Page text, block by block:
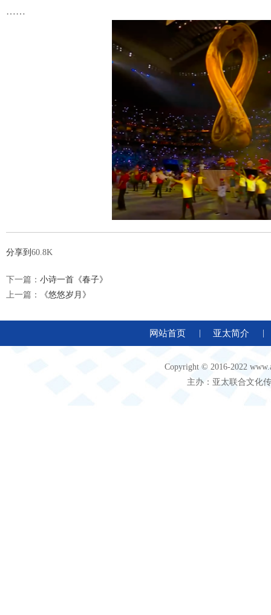
……
分享到 60.8K
下一篇： 小诗一首《春子》
上一篇：
《悠悠岁月》
网站首页 亚太简介
Copyright © 2016-2022
主办：亚太联合文化